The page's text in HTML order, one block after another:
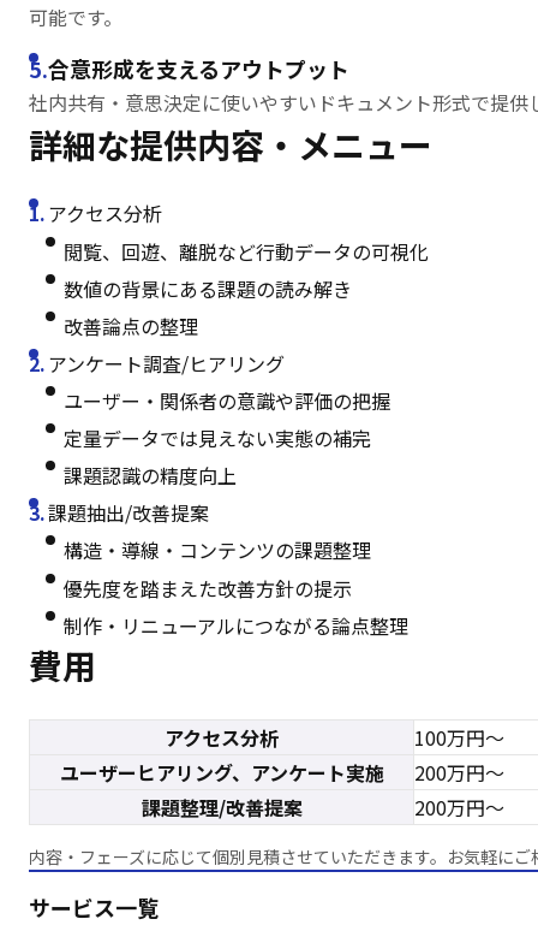
可能です。
合意形成を支えるアウトプット
社内共有・意思決定に使いやすいドキュメント形式で提供
詳細な提供内容・ メニュー
アクセス分析
閲覧、回遊、離脱など行動データの可視化
数値の背景にある課題の読み解き
改善論点の整理
アンケート調査/ヒアリング
ユーザー・関係者の意識や評価の把握
定量データでは見えない実態の補完
課題認識の精度向上
課題抽出/改善提案
構造・導線・コンテンツの課題整理
優先度を踏まえた改善方針の提示
制作・リニューアルにつながる論点整理
費用
アクセス分析
100万円～
ユーザーヒアリング、アンケート実施
200万円～
課題整理/改善提案
200万円～
内容・フェーズに応じて個別見積させていただきます。お気軽にご
サービス一覧